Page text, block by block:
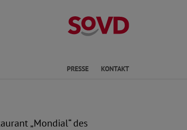
Landesverband
PRESSE KONTAKT
„Mondial“ des